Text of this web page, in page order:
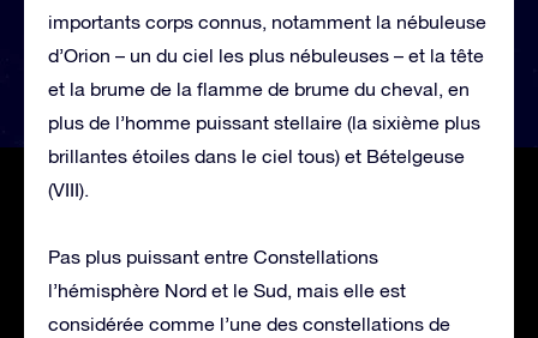
importants corps connus, notamment la nébuleuse
d’Orion – un du ciel les plus nébuleuses – et la tête
et la brume de la flamme de brume du cheval, en
plus de l’homme puissant stellaire (la sixième plus
brillantes étoiles dans le ciel tous) et Bételgeuse
(VIII).
Pas plus puissant entre Constellations
l’hémisphère Nord et le Sud, mais elle est
considérée comme l’une des constellations de